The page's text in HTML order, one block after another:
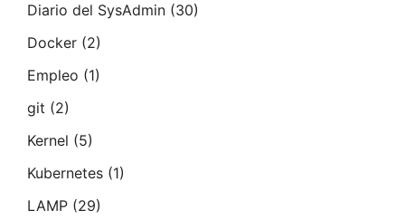
Diario del SysAdmin (30)
Docker (2)
Empleo (1)
git (2)
Kernel (5)
Kubernetes (1)
LAMP (29)